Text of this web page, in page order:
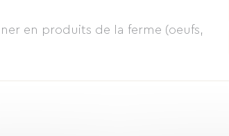
en produits de la ferme (oeufs,